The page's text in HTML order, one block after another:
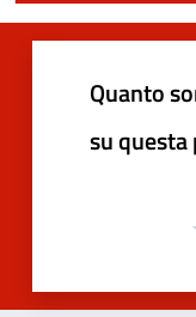
Quanto
su questa